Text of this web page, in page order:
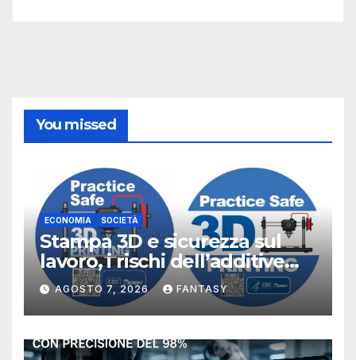
You missed
ECONOMIA SOCIETÀ
Stampa 3D e sicurezza sul
lavoro, i rischi dell’additive
manufacturing secondo
NIOSH
AGOSTO 7, 2026 FANTASY